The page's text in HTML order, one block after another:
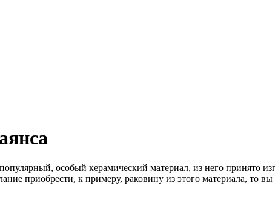
особый керамический материал, из него принято
приобрести, к примеру, раковину из этого материала, то